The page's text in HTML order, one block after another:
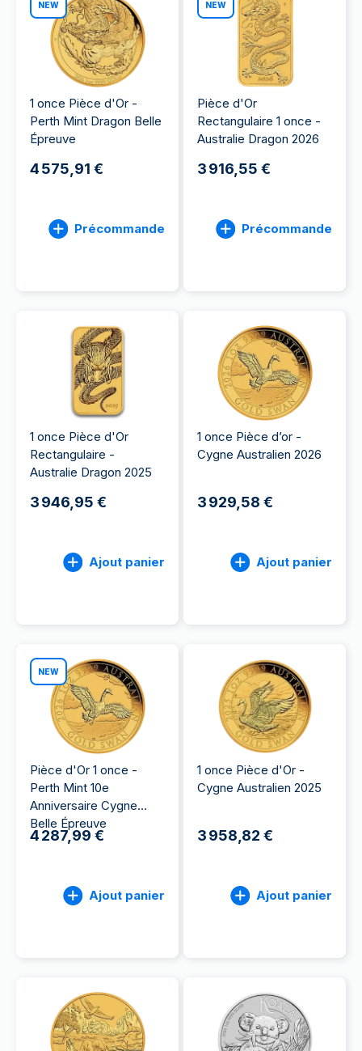
NEW
1 once Pièce d'Or -
Perth Mint Dragon Belle
Épreuve
4 575,91 €
Précommande
NEW
Pièce d'Or
Rectangulaire 1 once -
Australie Dragon 2026
3 916,55 €
Précommande
1 once Pièce d'Or
Rectangulaire -
Australie Dragon 2025
3 946,95 €
Ajout panier
1 once Pièce d’or -
Cygne Australien 2026
3 929,58 €
Ajout panier
NEW
Pièce d'Or 1 once -
Perth Mint 10e
Anniversaire Cygne
Belle Épreuve
4 287,99 €
Ajout panier
1 once Pièce d'Or -
Cygne Australien 2025
3 958,82 €
Ajout panier